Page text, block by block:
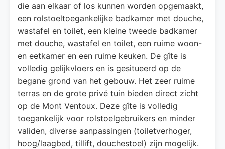
die aan elkaar of los kunnen worden opgemaakt,
een rolstoeltoegankelijke badkamer met douche,
wastafel en toilet, een kleine tweede badkamer
met douche, wastafel en toilet, een ruime woon-
en eetkamer en een ruime keuken. De gîte is
volledig gelijkvloers en is gesitueerd op de
begane grond van het gebouw. Het zeer ruime
terras en de grote privé tuin bieden direct zicht
op de Mont Ventoux. Deze gîte is volledig
toegankelijk voor rolstoelgebruikers en minder
validen, diverse aanpassingen (toiletverhoger,
hoog/laagbed, tillift, douchestoel) zijn mogelijk.